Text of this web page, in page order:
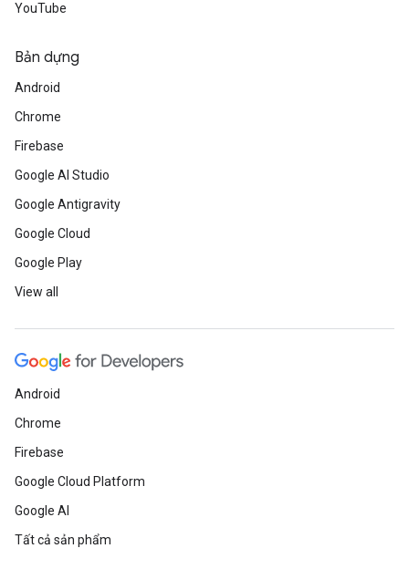
YouTube
Bản dựng
Android
Chrome
Firebase
Google AI Studio
Google Antigravity
Google Cloud
Google Play
View all
Android
Chrome
Firebase
Google Cloud Platform
Google AI
Tất cả sản phẩm